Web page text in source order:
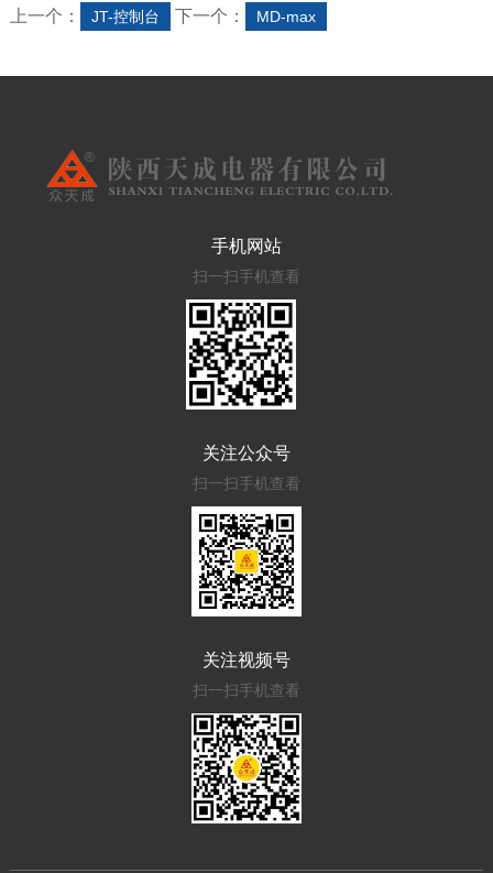
上一个： JT-控制台 下一个： MD-max
手机网站
扫一扫手机查看
关注公众号
扫一扫手机查看
关注视频号
扫一扫手机查看